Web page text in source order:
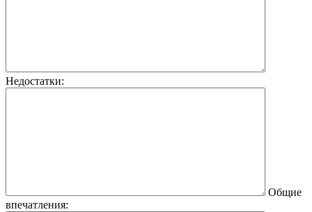
Недостатки:
Общие
впечатления: